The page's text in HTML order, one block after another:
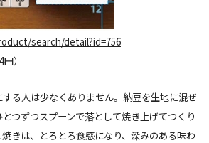
search/detail?id=756
）
る人は少なくありません。納豆を生地に混ぜ
つずつスプーンで落として焼き上げてつくり
きは、とろとろ食感になり、深みのある味わ